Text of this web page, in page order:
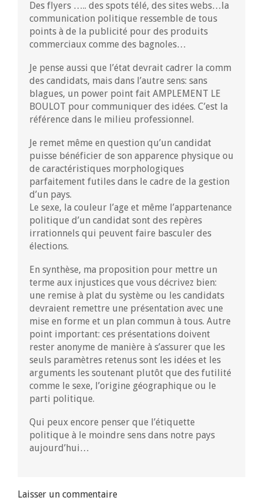
Des flyers ….. des spots télé, des sites webs…la
communication politique ressemble de tous
points à de la publicité pour des produits
commerciaux comme des bagnoles…
Je pense aussi que l’état devrait cadrer la comm
des candidats, mais dans l’autre sens: sans
blagues, un power point fait AMPLEMENT LE
BOULOT pour communiquer des idées. C’est la
référence dans le milieu professionnel.
Je remet même en question qu’un candidat
puisse bénéficier de son apparence physique ou
de caractéristiques morphologiques
parfaitement futiles dans le cadre de la gestion
d’un pays.
Le sexe, la couleur l’age et même l’appartenance
politique d’un candidat sont des repères
irrationnels qui peuvent faire basculer des
élections.
En synthèse, ma proposition pour mettre un
terme aux injustices que vous décrivez bien:
une remise à plat du système ou les candidats
devraient remettre une présentation avec une
mise en forme et un plan commun à tous. Autre
point important: ces présentations doivent
rester anonyme de manière à s’assurer que les
seuls paramètres retenus sont les idées et les
arguments les soutenant plutôt que des futilité
comme le sexe, l’origine géographique ou le
parti politique.
Qui peux encore penser que l’étiquette
politique à le moindre sens dans notre pays
aujourd’hui…
Laisser un commentaire